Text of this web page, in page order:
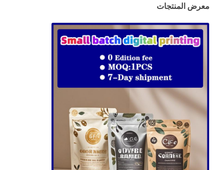
معرض المنتجات